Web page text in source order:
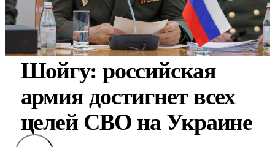
Шойгу: российская
армия достигнет всех
целей СВО на Украине